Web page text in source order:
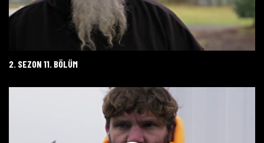
2. SEZON 11. BÖLÜM